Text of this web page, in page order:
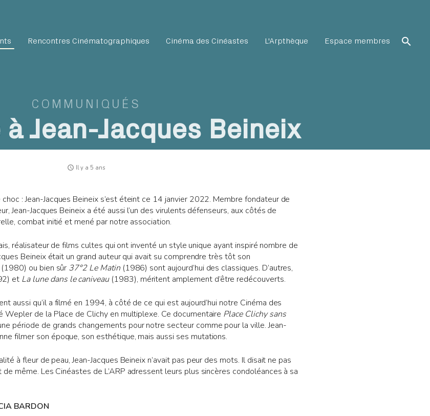
Rencontres Cinématographiques Cinéma des Cinéastes L'Arpthèque Espace membres search
COMMUNIQUÉS
à Jean-Jacques Beineix
access_time Il y a 5 ans
: Jean-Jacques Beineix s’est éteint ce 14 janvier 2022. Membre fondateur de
Jean-Jacques Beineix a été aussi l’un des virulents défenseurs, aux côtés de
combat initié et mené par notre association.
réalisateur de films cultes qui ont inventé un style unique ayant inspiré nombre de
Beineix était un grand auteur qui avait su comprendre très tôt son
ou bien sûr 37°2 Le Matin(1986) sont aujourd’hui des classiques. D’autres,
et La lune dans le caniveau (1983), méritent amplement d’être redécouverts.
aussi qu’il a filmé en 1994, à côté de ce qui est aujourd’hui notre Cinéma des
Wepler de la Place de Clichy en multiplexe. Ce documentaire Place Clichy sans
période de grands changements pour notre secteur comme pour la ville. Jean-
filmer son époque, son esthétique, mais aussi ses mutations.
à fleur de peau, Jean-Jacques Beineix n’avait pas peur des mots. Il disait ne pas
même. Les Cinéastes de L’ARP adressent leurs plus sincères condoléances à sa
BARDON